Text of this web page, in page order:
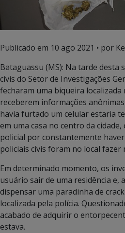
Publicado em 10 ago 2021 • por
Bataguassu (MS): Na tarde desta
civis do Setor de Investigações
fecharam uma biqueira localizada
receberem informações
havia furtado um celular estaria
em uma casa no centro da
policial por constantemente
policiais civis foram no local
Em determinado momento, os
usuário sair de uma residência e,
dispensar uma paradinha de
localizada pela polícia.
acabado de adquirir o
estava.